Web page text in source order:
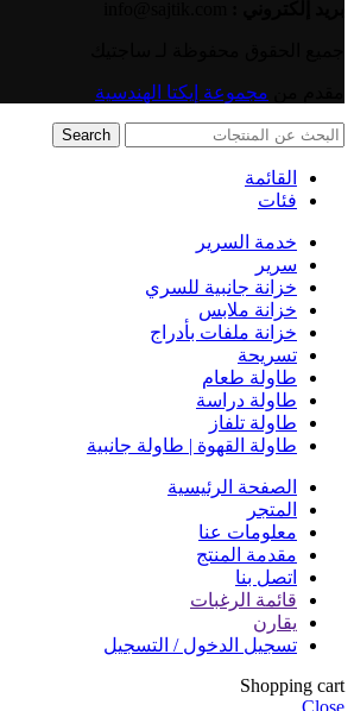
مجموعة إيكتا الهندسية
Search
القائمة
فئات
خدمة السرير
سرير
خزانة جانبية للسري
خزانة ملابس
خزانة ملفات بأدراج
تسريحة
طاولة طعام
طاولة دراسة
طاولة تلفاز
طاولة القهوة | طاولة جانبية
الصفحة الرئيسية
المتجر
معلومات عنا
مقدمة المنتج
اتصل بنا
قائمة الرغبات
يقارن
تسجيل الدخول / التسجيل
Shopping cart